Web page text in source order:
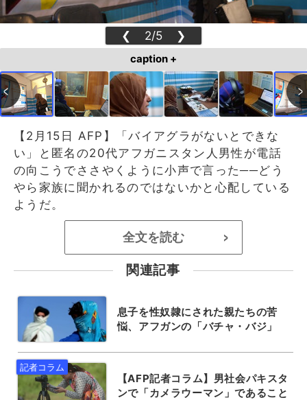
❮ 2/5 ❯
caption +
【2月15日 AFP】「バイアグラがないとできな
い」と匿名の20代アフガニスタン人男性が電話
の向こうでささやくように小声で言った──どう
やら家族に聞かれるのではないかと心配している
ようだ。
全文を読む >
関連記事
息子を性奴隷にされた親たちの苦
悩、アフガンの「バチャ・バジ」
【AFP記者コラム】男社会パキスタ
ンで「カメラウーマン」であること